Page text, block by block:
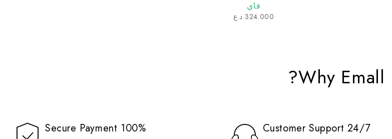
فاي
324.000 د.ع
Why Emall?
Customer Support 24/7
100% Secure Payment